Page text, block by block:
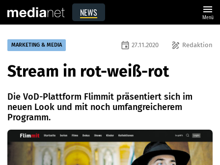
NEWS menu
Menü
MARKETING & MEDIA draw Redaktion
event 27.11.2020
Stream in rot-weiß-rot
Die VoD-Plattform Flimmit präsentiert sich im
neuen Look und mit noch umfangreicherem
Programm.